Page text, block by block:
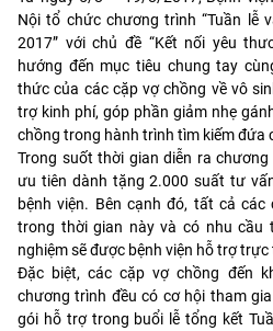
Nội tổ chức chương trình “Tuần lễ
2017” với chủ đề “Kết nối yêu
hướng đến mục tiêu chung tay
thức của các cặp vợ chồng về vô
trợ kinh phí, góp phần giảm nhẹ
chồng trong hành trình tìm kiếm đứa
Trong suốt thời gian diễn ra chương
ưu tiên dành tặng 2.000 suất tư
bệnh viện. Bên cạnh đó, tất cả
trong thời gian này và có nhu cầu
nghiệm sẽ được bệnh viện hỗ trợ
Đặc biệt, các cặp vợ chồng đến
chương trình đều có cơ hội tham
gói hỗ trợ trong buổi lễ tổng kết